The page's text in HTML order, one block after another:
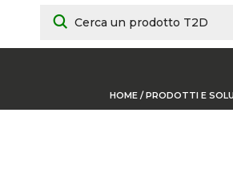
HOME/PRODOTTI E